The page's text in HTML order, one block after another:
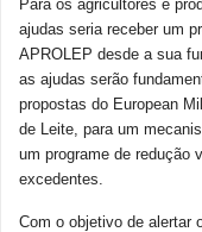
Para os agricultores e
ajudas seria receber um
APROLEP desde a sua
as ajudas serão
propostas do European
de Leite, para um
um programe de redução
excedentes.
Com o objetivo de alertar